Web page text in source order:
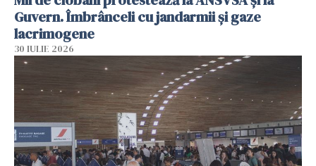
Guvern. Îmbrânceli cu jandarmii și gaze
lacrimogene
30 IULIE 2026